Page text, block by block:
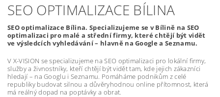
SEO OPTIMALIZACE BÍLINA
SEO optimalizace Bílina. Specializujeme se v Bílině na SEO
optimalizaci pro malé a střední firmy, které chtějí být vidět
ve výsledcích vyhledávání – hlavně na Google a Seznamu.
V X-VISION se specializujeme na SEO optimalizaci pro lokální firmy,
služby a živnostníky, kteří chtějí být vidět tam, kde jejich zákazníci
hledají – na Googlu i Seznamu. Pomáháme podnikům z celé
republiky budovat silnou a důvěryhodnou online přítomnost, která
má reálný dopad na poptávky a obrat.